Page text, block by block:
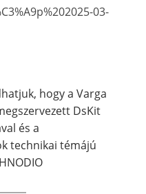
hogy a Varga
DsKit
és a
technikai témájú